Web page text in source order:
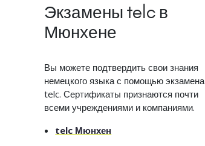
Экзамены telc в
Мюнхене
Вы можете подтвердить свои знания
немецкого языка с помощью экзамена
telc. Сертификаты признаются почти
всеми учреждениями и компаниями.
telc Мюнхен